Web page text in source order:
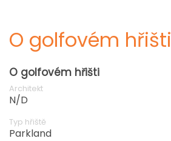
O golfovém hřišti
O golfovém hřišti
Architekt
N/D
Typ hřiště
Parkland